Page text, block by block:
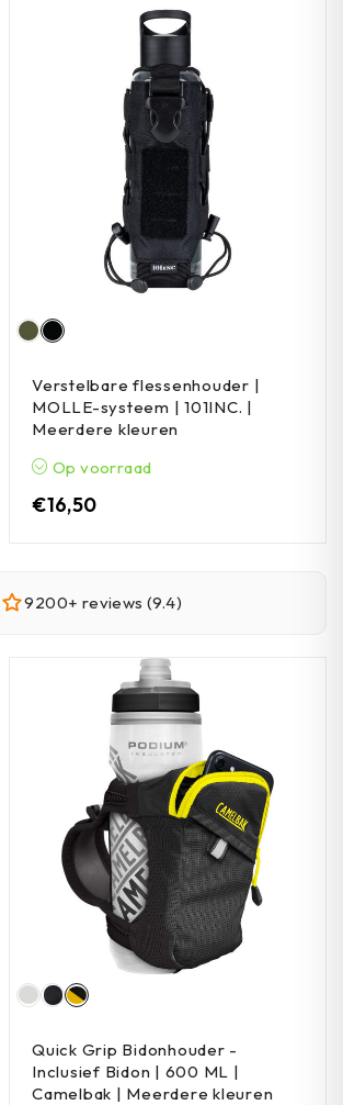
Verstelbare flessenhouder |
MOLLE-systeem | 101INC. |
Meerdere kleuren
Op voorraad
€16,50
9200+ reviews (9.4)
Quick Grip Bidonhouder -
Inclusief Bidon | 600 ML |
Camelbak | Meerdere kleuren